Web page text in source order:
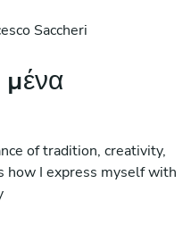
μένα
of tradition, creativity,
how I express myself with